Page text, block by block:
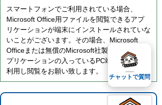
スマートフォンでご利用されている場合、
Microsoft Office用ファイルを閲覧できるアプ
リケーションが端末にインストールされていな
いことがございます。その場合、Microsoft
Officeまたは無償のMicrosoft社製ビューアーア
プリケーションの入っているPC端末などをご
利用し閲覧をお願い致します。
チャットで質問